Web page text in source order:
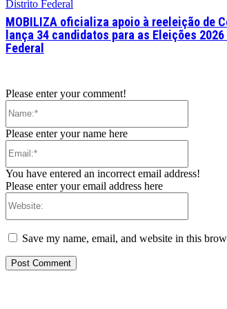
Distrito Federal
MOBILIZA oficializa apoio à reeleição de
lança 34 candidatos para as Eleições
Federal
Please enter your comment!
Please enter your name here
You have entered an incorrect email address!
Please enter your email address here
Save my name, email, and website in this